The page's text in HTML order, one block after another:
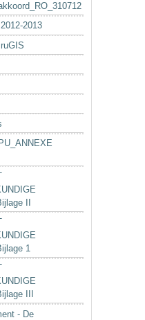
2013
II
1
III
- De